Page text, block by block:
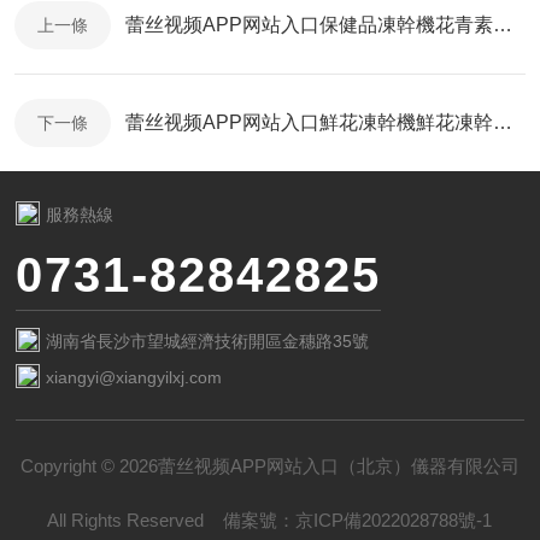
上一條 蕾丝视频APP网站入口保健品凍幹機花青素凍幹技術介紹
下一條 蕾丝视频APP网站入口鮮花凍幹機鮮花凍幹工藝介紹
服務熱線
0731-82842825
湖南省長沙市望城經濟技術開區金穗路35號
xiangyi@xiangyilxj.com
Copyright © 2026蕾丝视频APP网站入口（北京）儀器有限公司
All Rights Reserved備案號： 京ICP備2022028788號-1